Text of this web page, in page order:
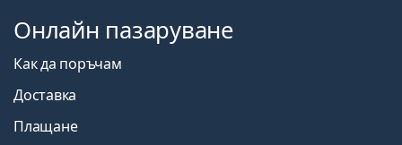
Онлайн пазаруване
Как да поръчам
Доставка
Плащане